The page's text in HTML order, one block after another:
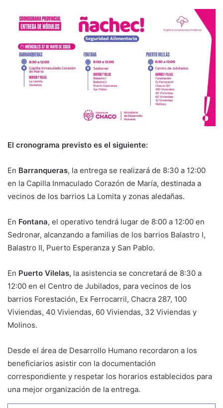
El cronograma previsto es el siguiente:
En Barranqueras, la entrega se realizará de 8:30 a 12:00
en la Capilla Inmaculado Corazón de María, destinada a
vecinos de los barrios La Lomita y zonas aledañas.
En Fontana, el operativo tendrá lugar de 8:00 a 12:00 en
Sedronar, alcanzando a familias de los barrios Balastro I,
Balastro II, Puerto Esperanza y San Pablo.
En Puerto Vilelas, la asistencia se concretará de 8:30 a
12:00 en el Centro de Jubilados, para vecinos de los
barrios Forestación, Ex Ferrocarril, Chacra 287, 100
Viviendas, 40 Viviendas, 60 Viviendas, 32 Viviendas y
Molinos.
Desde el área de Desarrollo Humano recordaron a los
beneficiarios asistir con la documentación
correspondiente y respetar los horarios establecidos para
una mejor organización de la entrega.